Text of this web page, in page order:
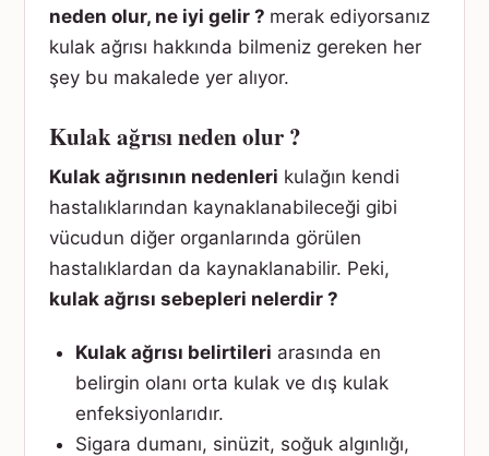
neden olur, ne iyi gelir ? merak ediyorsanız
kulak ağrısı hakkında bilmeniz gereken her
şey bu makalede yer alıyor.
Kulak ağrısı neden olur ?
Kulak ağrısının nedenleri kulağın kendi
hastalıklarından kaynaklanabileceği gibi
vücudun diğer organlarında görülen
hastalıklardan da kaynaklanabilir. Peki,
kulak ağrısı sebepleri nelerdir ?
Kulak ağrısı belirtileri arasında en
belirgin olanı orta kulak ve dış kulak
enfeksiyonlarıdır.
Sigara dumanı, sinüzit, soğuk algınlığı,